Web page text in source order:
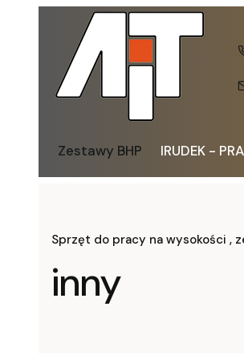
Zestawy BHP IRUDEK -
Sprzęt do pracy na wysokości ,
inny